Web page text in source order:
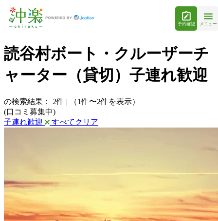
予約確認 メニュー
読谷村ボート・クルーザーチ
ャーター（貸切）子連れ歓迎
の検索結果： 2件 |
（1件〜2件を表示）
(口コミ募集中)
子連れ歓迎
すべてクリア